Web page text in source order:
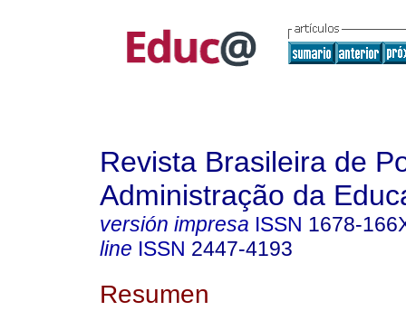
Revista Brasileira de
Administração da
versión impresa ISSN 1678-
line ISSN 2447-4193
Resumen